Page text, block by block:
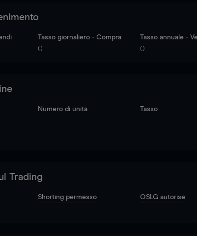
Tasso giornaliero - Compra
0
Tasso annuale -
0
Numero di unità Tasso
Trading
Shorting permesso OSLG autorisé